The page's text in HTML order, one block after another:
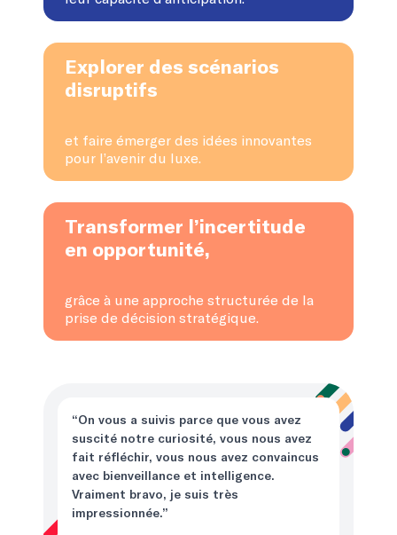
Explorer des scénarios
disruptifs
et faire émerger des idées innovantes
pour l’avenir du luxe.
Transformer l’incertitude
en opportunité,
grâce à une approche structurée de la
prise de décision stratégique.
“On vous a suivis parce que vous avez
suscité notre curiosité, vous nous avez
fait réfléchir, vous nous avez convaincus
avec bienveillance et intelligence.
Vraiment bravo, je suis très
impressionnée.”